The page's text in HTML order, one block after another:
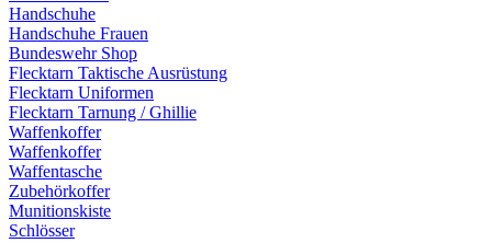
Handschuhe
Handschuhe Frauen
Bundeswehr Shop
Flecktarn Taktische Ausrüstung
Flecktarn Uniformen
Flecktarn Tarnung / Ghillie
Waffenkoffer
Waffenkoffer
Waffentasche
Zubehörkoffer
Munitionskiste
Schlösser